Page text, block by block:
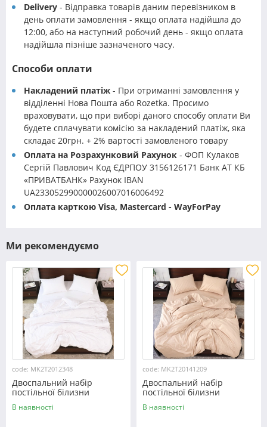
Delivery - Відправка товарів даним перевізником в
день оплати замовлення - якщо оплата надійшла до
12:00, або на наступний робочий день - якщо оплата
надійшла пізніше зазначеного часу.
Способи оплати
Накладений платіж - При отриманні замовлення у
відділенні Нова Пошта або Rozetka. Просимо
враховувати, що при виборі даного способу оплати Ви
будете сплачувати комісію за накладений платіж, яка
складає 20грн. + 2% вартості замовленого товару
Оплата на Розрахунковий Рахунок - ФОП Кулаков
Сергій Павлович Код ЄДРПОУ 3156126171 Банк АТ КБ
«ПРИВАТБАНК» Рахунок IBAN
UA233052990000026007016006492
Оплата карткою Visa, Mastercard - WayForPay
Ми рекомендуємо
code: MK2T2012348
Двоспальний набір
постільної білизни
180*220 із мікрофібри
№2012348 Черешенка™
В наявності
code: MK2T20141209
Двоспальний набір
постільної білизни
180*220 із мікрофібри
№20141209 Черешенка™
В наявності